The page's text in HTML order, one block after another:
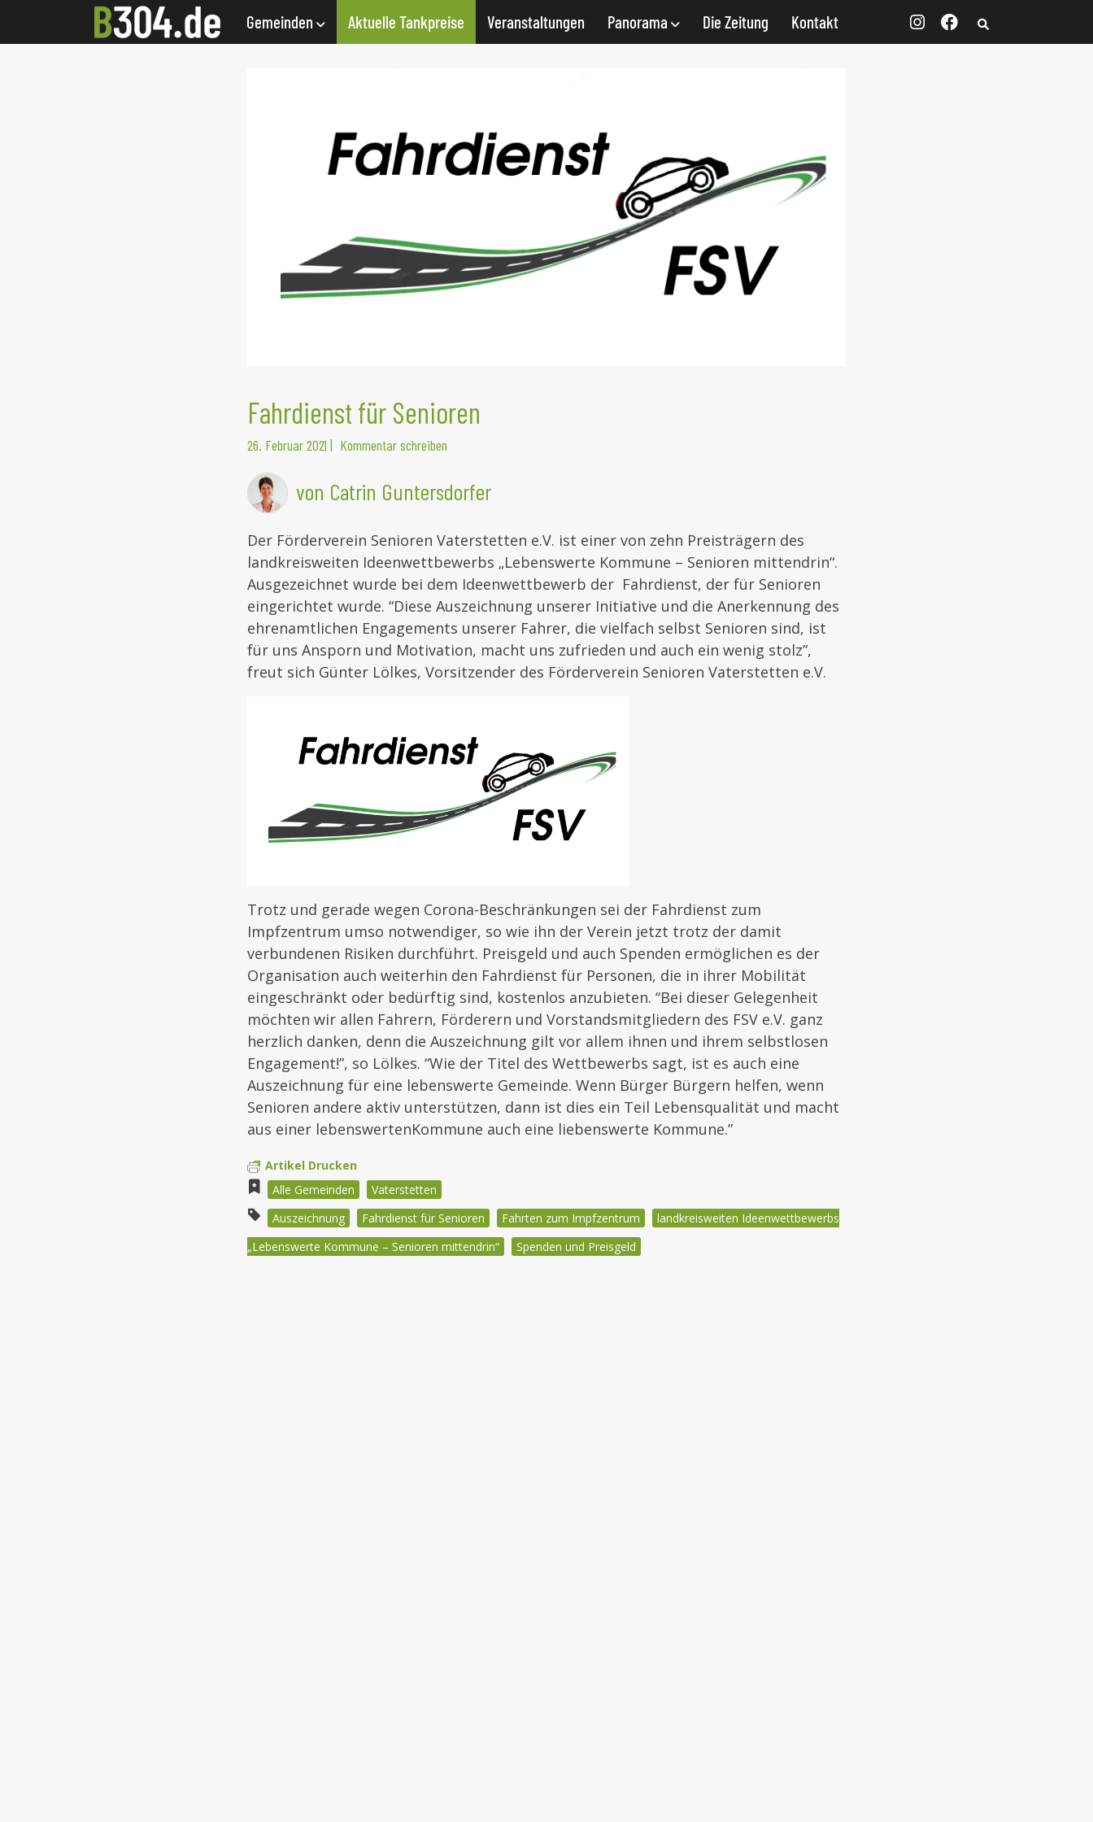
Gemeinden Aktuelle Tankpreise Veranstaltungen Panorama Die Zeitung Kontakt
Fahrdienst für Senioren
26. Februar 2021 | Kommentar schreiben
von Catrin Guntersdorfer
Der Förderverein Senioren Vaterstetten e.V. ist einer von zehn Preisträgern des
landkreisweiten Ideenwettbewerbs „Lebenswerte Kommune – Senioren mittendrin“.
Ausgezeichnet wurde bei dem Ideenwettbewerb der Fahrdienst, der für Senioren
eingerichtet wurde. “Diese Auszeichnung unserer Initiative und die Anerkennung des
ehrenamtlichen Engagements unserer Fahrer, die vielfach selbst Senioren sind, ist
für uns Ansporn und Motivation, macht uns zufrieden und auch ein wenig stolz”,
freut sich Günter Lölkes, Vorsitzender des Förderverein Senioren Vaterstetten e.V.
Trotz und gerade wegen Corona-Beschränkungen sei der Fahrdienst zum
Impfzentrum umso notwendiger, so wie ihn der Verein jetzt trotz der damit
verbundenen Risiken durchführt. Preisgeld und auch Spenden ermöglichen es der
Organisation auch weiterhin den Fahrdienst für Personen, die in ihrer Mobilität
eingeschränkt oder bedürftig sind, kostenlos anzubieten. “Bei dieser Gelegenheit
möchten wir allen Fahrern, Förderern und Vorstandsmitgliedern des FSV e.V. ganz
herzlich danken, denn die Auszeichnung gilt vor allem ihnen und ihrem selbstlosen
Engagement!”, so Lölkes. “Wie der Titel des Wettbewerbs sagt, ist es auch eine
Auszeichnung für eine lebenswerte Gemeinde. Wenn Bürger Bürgern helfen, wenn
Senioren andere aktiv unterstützen, dann ist dies ein Teil Lebensqualität und macht
aus einer lebenswertenKommune auch eine liebenswerte Kommune.”
Artikel Drucken
Alle Gemeinden
Vaterstetten
Auszeichnung
Fahrdienst für Senioren Fahrten zum Impfzentrum
landkreisweiten Ideenwettbewerbs
„Lebenswerte Kommune – Senioren mittendrin“
Spenden und Preisgeld